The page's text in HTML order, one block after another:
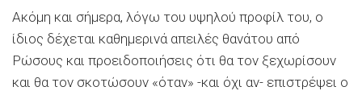
Ακόμη και σήμερα, λόγω του υψηλού προφίλ του, ο
ίδιος δέχεται καθημερινά απειλές θανάτου από
Ρώσους και προειδοποιήσεις ότι θα τον ξεχωρίσουν
και θα τον σκοτώσουν «όταν» -και όχι αν- επιστρέψει ο